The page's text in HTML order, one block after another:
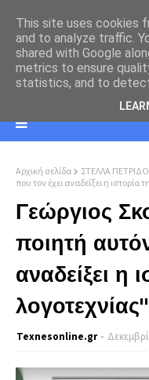
Αρχική σελίδα ΣΤΕΛΛΑ
που τον έχει αναδείξει η ιστορία
Γεώργιος
ποιητή
αναδείξει η
λογοτεχνίας"
Texnesοnline.gr
This site uses cookies
and to analyze traffic.
shared with Google
metrics to ensure
statistics, and to